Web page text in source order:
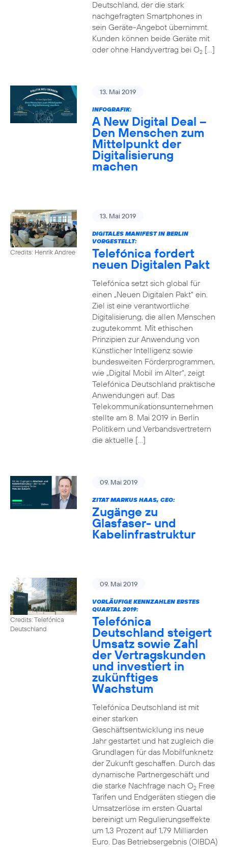
Deutschland, der die stark
nachgefragten Smartphones in
sein Geräte-Angebot übernimmt.
Kunden können beide Geräte mit
oder ohne Handyvertrag bei O2[…]
13. Mai 2019
INFOGRAFIK:
A New Digital Deal –
Den Menschen zum
Mittelpunkt der
Digitalisierung
machen
Credits: Henrik Andree
13. Mai 2019
DIGITALES MANIFEST IN BERLIN
VORGESTELLT:
Telefónica fordert
neuen Digitalen Pakt
Telefónica setzt sich global für
einen „Neuen Digitalen Pakt“ ein.
Ziel ist eine verantwortliche
Digitalisierung, die allen Menschen
zugutekommt. Mit ethischen
Prinzipien zur Anwendung von
Künstlicher Intelligenz sowie
bundesweiten Förderprogrammen,
wie „Digital Mobil im Alter“, zeigt
Telefónica Deutschland praktische
Anwendungen auf. Das
Telekommunikationsunternehmen
stellte am 8. Mai 2019 in Berlin
Politikern und Verbandsvertretern
die aktuelle […]
09. Mai 2019
ZITAT MARKUS HAAS, CEO:
Zugänge zu
Glasfaser- und
Kabelinfrastruktur
Credits: Telefónica
Deutschland
09. Mai 2019
VORLÄUFIGE KENNZAHLEN ERSTES
QUARTAL 2019:
Telefónica
Deutschland steigert
Umsatz sowie Zahl
der Vertragskunden
und investiert in
zukünftiges
Wachstum
Telefónica Deutschland ist mit
einer starken
Geschäftsentwicklung ins neue
Jahr gestartet und hat zugleich die
Grundlagen für das Mobilfunknetz
der Zukunft geschaffen. Durch das
dynamische Partnergeschäft und
die starke Nachfrage nach O2Free
Tarifen und Endgeräten stiegen die
Umsatzerlöse im ersten Quartal
bereinigt um Regulierungseffekte
um 1,3 Prozent auf 1,79 Milliarden
Euro. Das Betriebsergebnis (OIBDA)